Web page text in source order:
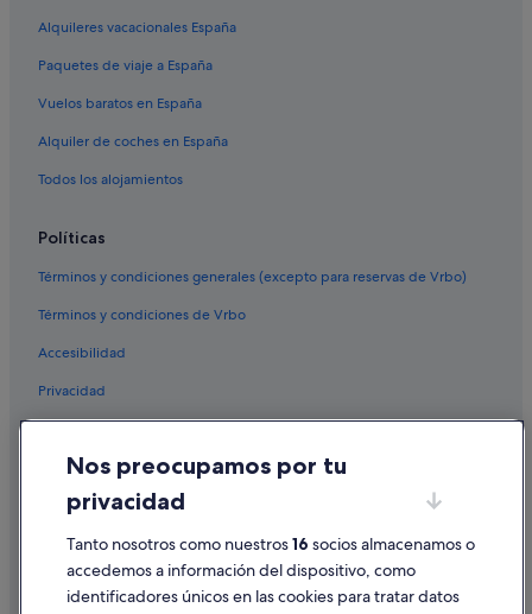
Alquileres vacacionales España
Paquetes de viaje a España
Vuelos baratos en España
Alquiler de coches en España
Todos los alojamientos
Políticas
Términos y condiciones generales (excepto para reservas de Vrbo)
Términos y condiciones de Vrbo
Accesibilidad
Privacidad
Cookies
Condiciones de uso
Información legal/contacto
Pautas sobre el contenido y cómo denunciar contenido
Ayuda
Nos preocupamos por tu
privacidad
Tanto nosotros como nuestros16 socios almacenamos o
accedemos a información del dispositivo, como
identificadores únicos en las cookies para tratar datos